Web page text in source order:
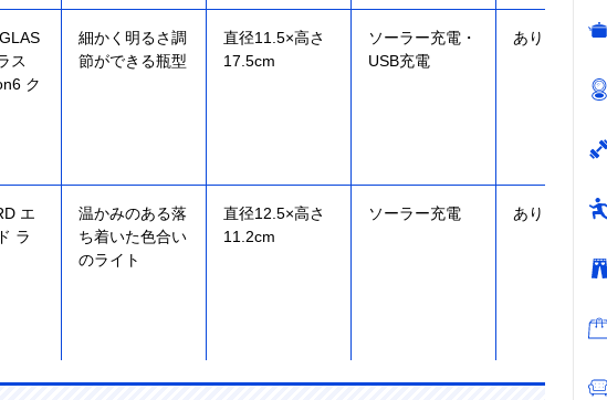
ス
ク
細かく明るさ調
節ができる瓶型
直径11.5×高さ
17.5cm
ソーラー充電‎・
USB充電
あり
エ
ラ
温かみのある落
ち着いた色合い
のライト
直径12.5×高さ
11.2cm
ソーラー充電 あり
充
アウトドアにぴ
約幅8.6×奥行
ソーラー充電・
記載未確認